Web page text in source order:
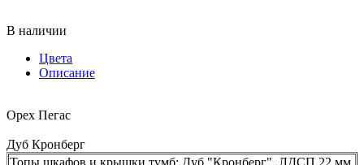
В наличии
Цвета
Описание
Орех Пегас
Дуб Кронберг
Топы шкафов и крышки тумб: Дуб "Кронберг", ЛДСП 22 мм